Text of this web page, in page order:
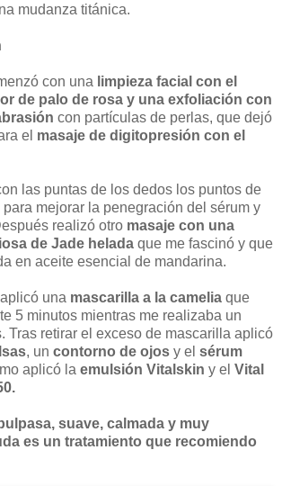
mudanza titánica.
con una limpieza facial con el
de palo de rosa y una exfoliación con
con partículas de perlas, que dejó
el masaje de digitopresión con el
las puntas de los dedos los puntos de
mejorar la penegración del sérum y
realizó otro masaje con una
de Jade helada que me fascinó y que
en aceite esencial de mandarina.
una mascarilla a la camelia que
5 minutos mientras me realizaba un
Tras retirar el exceso de mascarilla aplicó
, un contorno de ojos y el sérum
aplicó la emulsión Vitalskin y el Vital
suave, calmada y muy
es un tratamiento que recomiendo